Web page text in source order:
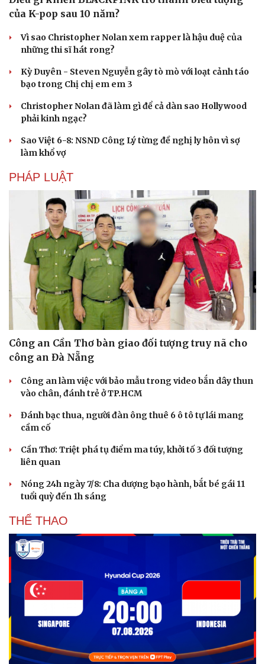
Tư vấn
Săn Tour
check-in
Câu chuyện thời sự
của K-pop sau 10 năm?
Vì sao Christopher Nolan xem rapper là hậu duệ của
những thi sĩ hát rong?
Kỳ Duyên - Steven Nguyễn gây tò mò với loạt cảnh táo
bạo trong Chị chị em em 3
Christopher Nolan đã làm gì để cả dàn sao Hollywood
phải kinh ngạc?
Sao Việt 6-8: NSND Công Lý từng đề nghị ly hôn vì sợ
làm khổ vợ
PHÁP LUẬT
Công an Cần Thơ bàn giao đối tượng truy nã cho
công an Đà Nẵng
Công an làm việc với bảo mẫu trong video bắn dây thun
vào chân, đánh trẻ ở TP.HCM
Đánh bạc thua, người đàn ông thuê 6 ô tô tự lái mang
cầm cố
Cần Thơ: Triệt phá tụ điểm ma túy, khởi tố 3 đối tượng
liên quan
Nóng 24h ngày 7/8: Cha dượng bạo hành, bắt bé gái 11
tuổi quỳ đến 1h sáng
THỂ THAO